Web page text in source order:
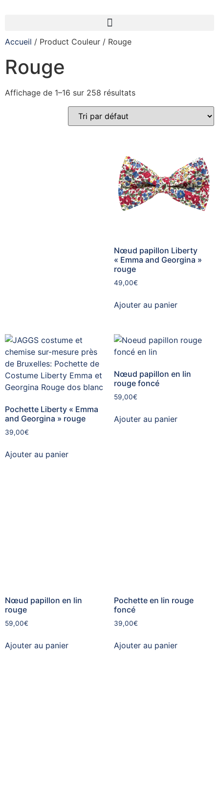
Accueil / Product Couleur / Rouge
Rouge
Affichage de 1–16 sur 258 résultats
Nœud papillon Liberty
« Emma and Georgina »
rouge
49,00€
Ajouter au panier
Pochette Liberty « Emma
and Georgina » rouge
39,00€
Ajouter au panier
Nœud papillon en lin
rouge foncé
59,00€
Ajouter au panier
Nœud papillon en lin
rouge
59,00€
Ajouter au panier
Pochette en lin rouge
foncé
39,00€
Ajouter au panier